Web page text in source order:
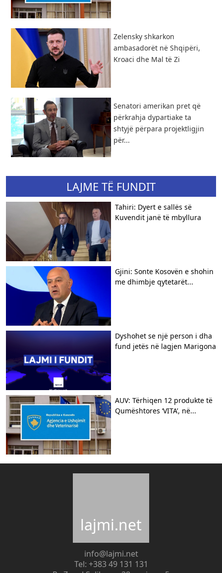
Zelensky shkarkon
ambasadorët në Shqipëri,
Kroaci dhe Mal të Zi
Senatori amerikan pret që
përkrahja dypartiake ta
shtyjë përpara projektligjin
për...
LAJME TË FUNDIT
Tahiri: Dyert e sallës së
Kuvendit janë të mbyllura
Gjini: Sonte Kosovën e shohin
me dhimbje qytetarët...
Dyshohet se një person i dha
fund jetës në lagjen Marigona
AUV: Tërhiqen 12 produkte të
Qumështores ‘VITA’, në...
lajmi.net
info@lajmi.net
Tel: +383 49 131 131